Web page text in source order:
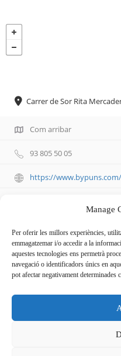
Manage
Per oferir les millors experiències,
emmagatzemar i/o accedir a la
aquestes tecnologies ens permetrà
navegació o identificadors únics en
pot afectar negativament determinades
Carrer de Sor Rita
Com arribar
93 805 50 05
https://www.bypuns.com/
Descripció
Botiga de venda al por
lleure. Confecció
marxandatge, publicitat,